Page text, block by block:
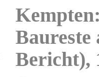
Baureste
Bericht),